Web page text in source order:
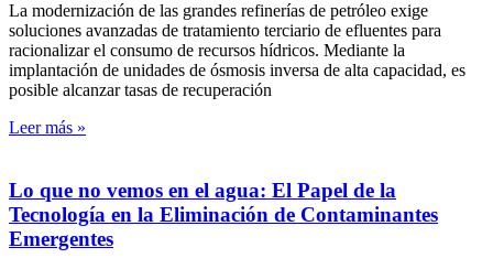
La modernización de las grandes refinerías de petróleo exige
soluciones avanzadas de tratamiento terciario de efluentes para
racionalizar el consumo de recursos hídricos. Mediante la
implantación de unidades de ósmosis inversa de alta capacidad, es
posible alcanzar tasas de recuperación
Leer más »
Lo que no vemos en el agua: El Papel de la
Tecnología en la Eliminación de Contaminantes
Emergentes